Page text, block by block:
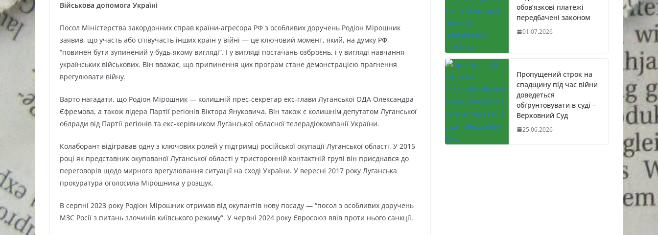
Військова допомога Україні
Посол Міністерства закордонних справ країни-агресора РФ з особливих доручень Родіон Мірошник
заявив, що участь або співучасть інших країн у війні — це ключовий момент, який, на думку РФ,
“повинен бути зупинений у будь-якому вигляді”. І у вигляді постачань озброєнь, і у вигляді навчання
українських військових. Він вважає, що припинення цих програм стане демонстрацією прагнення
врегулювати війну.
Варто нагадати, що Родіон Мірошник — колишній прес-секретар екс-глави Луганської ОДА Олександра
Єфремова, а також лідера Партії регіонів Віктора Януковича. Він також є колишнім депутатом Луганської
облради від Партії регіонів та екс-керівником Луганської обласної телерадіокомпанії України.
Колаборант відігравав одну з ключових ролей у підтримці російської окупації Луганської області. У 2015
році як представник окупованої Луганської області у тристоронній контактній групі він приєднався до
переговорів щодо мирного врегулювання ситуації на сході України. У вересні 2017 року Луганська
прокуратура оголосила Мірошника у розшук.
В серпні 2023 року Родіон Мірошник отримав від окупантів нову посаду — “посол з особливих доручень
МЗС Росії з питань злочинів київського режиму”. У червні 2024 року Євросоюз ввів проти нього санкції.
обов’язкові платежі
передбачені законом
01.07.2026
Пропущений строк на
спадщину під час війни
доведеться
обґрунтовувати в суді –
Верховний Суд
25.06.2026